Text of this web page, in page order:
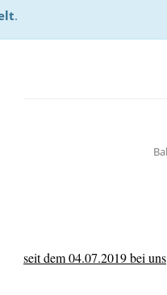
.
seit dem 04.07.2019 bei